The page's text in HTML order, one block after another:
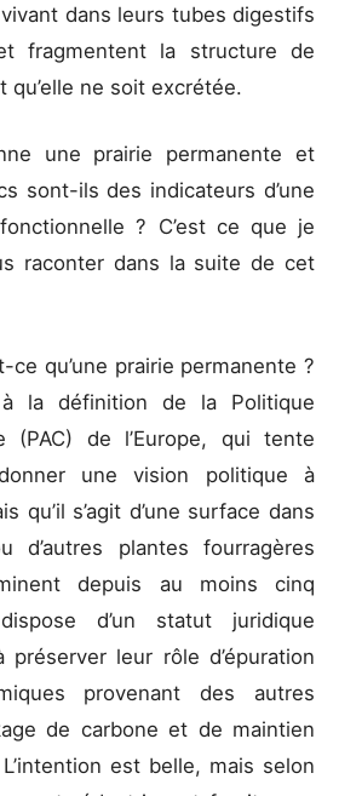
dans leurs tubes digestifs
fragmentent la structure de
qu’elle ne soit excrétée.
une prairie permanente et
sont-ils des indicateurs d’une
? C’est ce que je
raconter dans la suite de cet
ce qu’une prairie permanente ?
la définition de la Politique
(PAC) de l’Europe, qui tente
une vision politique à
qu’il s’agit d’une surface dans
d’autres plantes fourragères
depuis au moins cinq
d’un statut juridique
leur rôle d’épuration
provenant des autres
de carbone et de maintien
est belle, mais selon